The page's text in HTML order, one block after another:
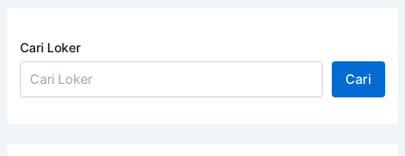
Cari Loker
Cari